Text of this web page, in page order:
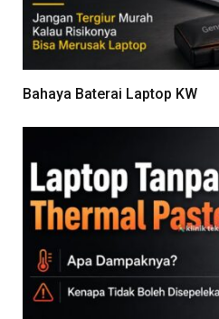
Bahaya Baterai Laptop KW